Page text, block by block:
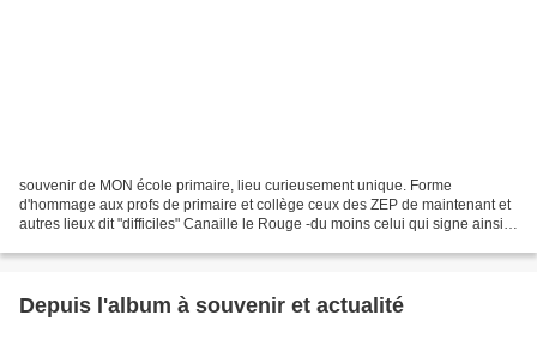
souvenir de MON école primaire, lieu curieusement unique. Forme
d'hommage aux profs de primaire et collège ceux des ZEP de maintenant et
autres lieux dit "difficiles" Canaille le Rouge -du moins celui qui signe ainsi -
Depuis l'album à souvenir et actualité